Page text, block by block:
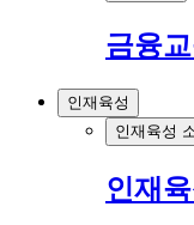
금융
인재육성
인재육성
인재